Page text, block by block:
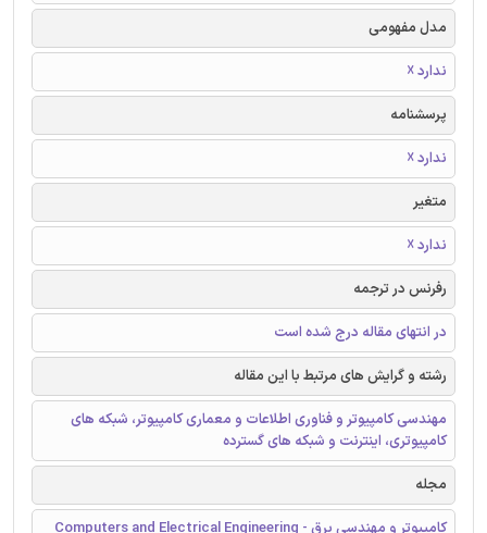
مدل مفهومی
ندارد ☓
پرسشنامه
ندارد ☓
متغیر
ندارد ☓
رفرنس در ترجمه
در انتهای مقاله درج شده است
رشته و گرایش های مرتبط با این مقاله
مهندسی کامپیوتر و فناوری اطلاعات و معماری کامپیوتر، شبکه های
کامپیوتری، اینترنت و شبکه های گسترده
مجله
کامپیوتر و مهندسی برق - Computers and Electrical Engineering